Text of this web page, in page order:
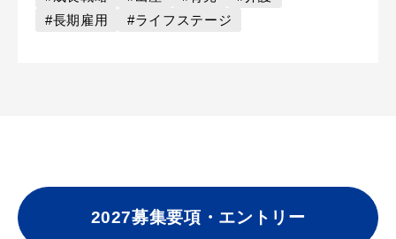
#長期雇用
#ライフステージ
2027募集要項・エントリー